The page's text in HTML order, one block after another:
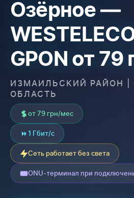
Озёрное —
GPON от 79
ИЗМАИЛЬСКИЙ РАЙОН |
ОБЛАСТЬ
от 79 грн/мес
1 Гбит/с
Сеть работает без света
ONU-терминал при